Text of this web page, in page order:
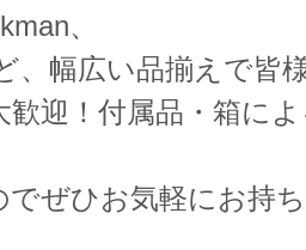
、
、幅広い品揃えで皆
歓迎！付属品・箱に
でぜひお気軽にお持